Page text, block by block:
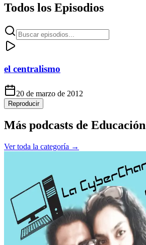
Todos los Episodios
el centralismo
20 de marzo de 2012
Reproducir
Más podcasts de Educación
Ver toda la categoría →